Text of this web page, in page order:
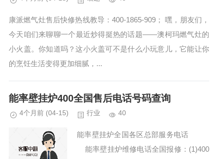
康派燃气灶售后快修热线教导：400-1865-909； 嘿，朋友们，
今天咱们来聊聊一个最近炒得挺热的话题——澳柯玛燃气灶的
小火盖。你知道吗？这小火盖可不是什么小玩意儿，它能让你
的烹饪生活变得更加细腻，...
能率壁挂炉400全国售后电话号码查询
4个月前 (04-15) 行业 40
能率壁挂炉全国各区总部服务电话
能率壁挂炉维修电话全国报修：(1)400